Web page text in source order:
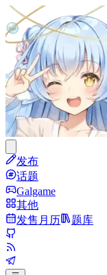
发布
话题
Galgame
其他
发售月历
题库